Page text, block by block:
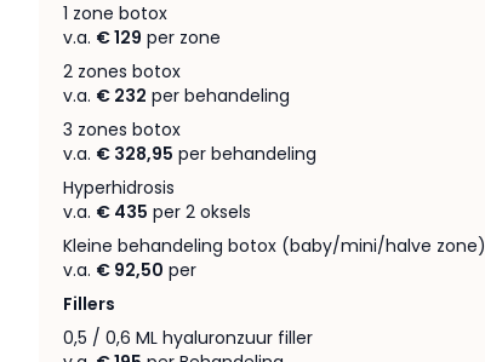
1 zone botox
v.a. € 129 per zone
2 zones botox
v.a. € 232 per behandeling
3 zones botox
v.a. € 328,95 per behandeling
Hyperhidrosis
v.a. € 435 per 2 oksels
Kleine behandeling botox (baby/mini/halve zone)
v.a. € 92,50 per
Fillers
0,5 / 0,6 ML hyaluronzuur filler